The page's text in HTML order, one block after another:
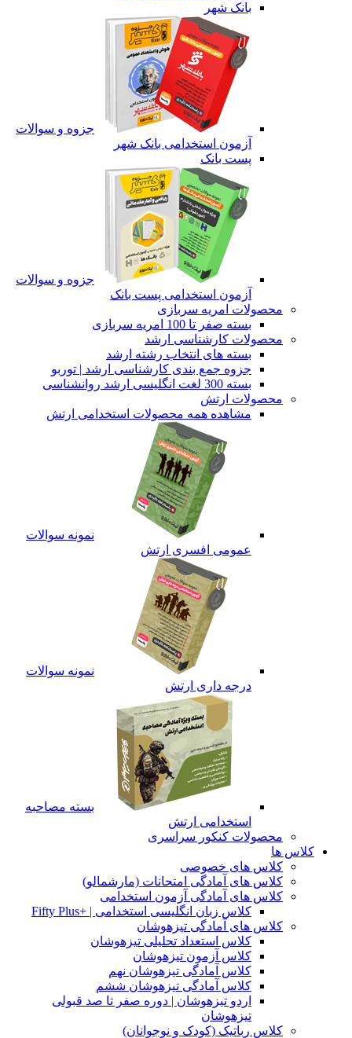
بانک شهر
جزوه و سوالات
آزمون استخدامی بانک شهر
پست بانک
جزوه و سوالات
آزمون استخدامی پست بانک
محصولات امریه سربازی
بسته صفر تا 100 امریه سربازی
محصولات کارشناسی ارشد
بسته های انتخاب رشته ارشد
جزوه جمع بندی کارشناسی ارشد | توربو
بسته 300 لغت انگلیسی ارشد روانشناسی
محصولات ارتش
مشاهده همه محصولات استخدامی ارتش
نمونه سوالات
عمومی افسری ارتش
نمونه سوالات
درجه داری ارتش
بسته مصاحبه
استخدامی ارتش
محصولات کنکور سراسری
کلاس ها
کلاس های خصوصی
کلاس های آمادگی امتحانات (مارشمالو)
کلاس های آمادگی آزمون استخدامی
کلاس زبان انگلیسی استخدامی | +Fifty Plus
کلاس های آمادگی تیزهوشان
کلاس استعداد تحلیلی تیزهوشان
کلاس آزمون تیزهوشان
کلاس آمادگی تیزهوشان نهم
کلاس آمادگی تیزهوشان ششم
اردو تیزهوشان | دوره صفر تا صد قبولی
تیزهوشان
کلاس رباتیک (کودک و نوجوانان)